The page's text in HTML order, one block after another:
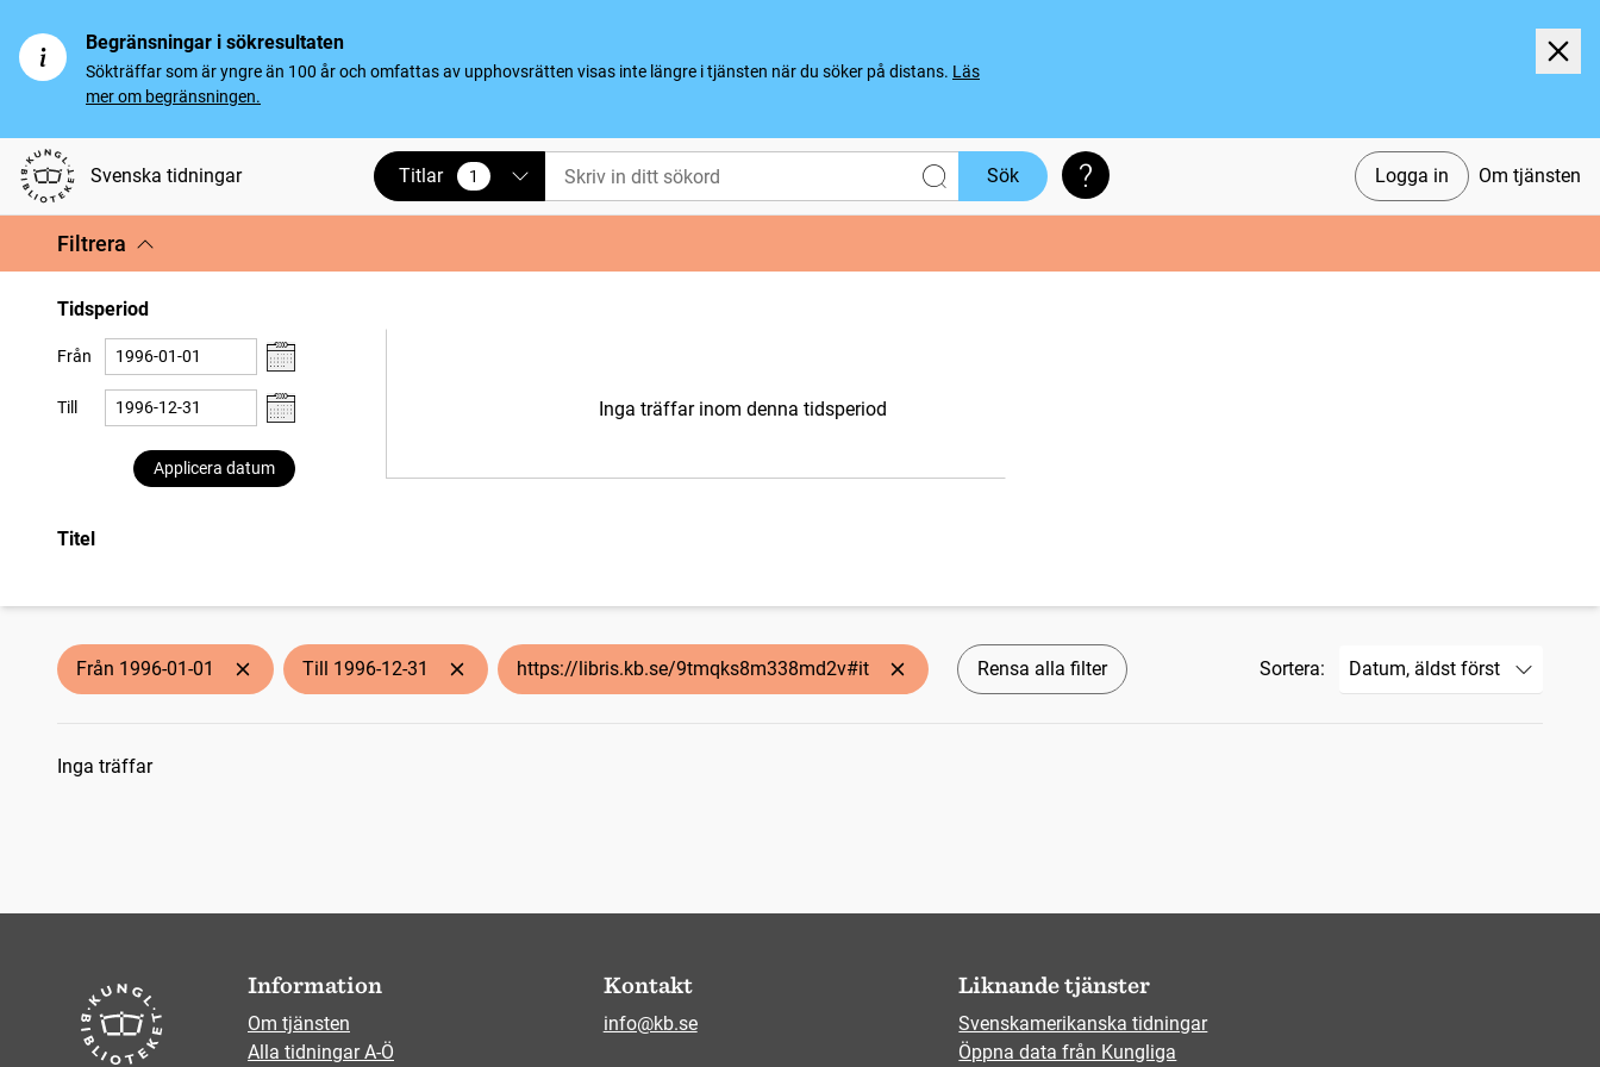
Begränsningar i sökresultaten
Sökträffar som är yngre än 100 år och omfattas av upphovsrätten visas inte längre i tjänsten när du söker på distans. Läs
mer om begränsningen.
Svenska tidningar Logga in Om tjänsten
Titlar 1
vald Sök Söktips
Filtrera
Tidsperiod
Från
Till
Applicera datum
Inga träffar inom denna tidsperiod
Titel
Från 1996-01-01 Till 1996-12-31 https://libris.kb.se/9tmqks8m338md2v#it Rensa alla filter Sortera:
Sökresultat
Inga träffar
Information
Om tjänsten
Alla tidningar A-Ö
Kontakt
info@kb.se
Liknande tjänster
Svenskamerikanska tidningar
Öppna data från Kungliga